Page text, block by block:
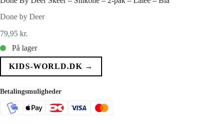
Done by Deer
79,95 kr.
På lager
KIDS-WORLD.DK →
Betalingsmuligheder